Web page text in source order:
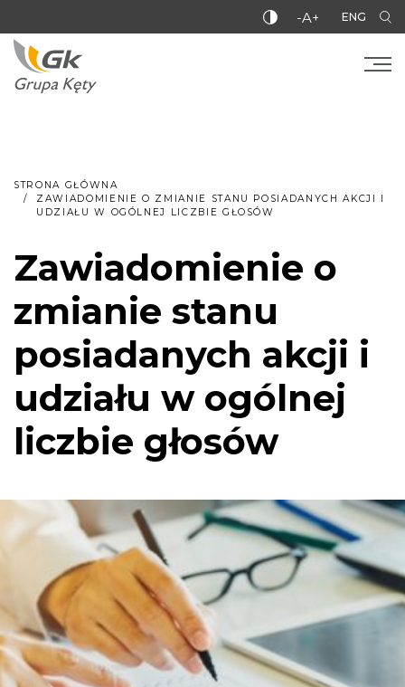
-A+ ENG
STRONA GŁÓWNA
ZAWIADOMIENIE O ZMIANIE STANU POSIADANYCH AKCJI I
UDZIAŁU W OGÓLNEJ LICZBIE GŁOSÓW
Zawiadomienie o
zmianie stanu
posiadanych akcji i
udziału w ogólnej
liczbie głosów